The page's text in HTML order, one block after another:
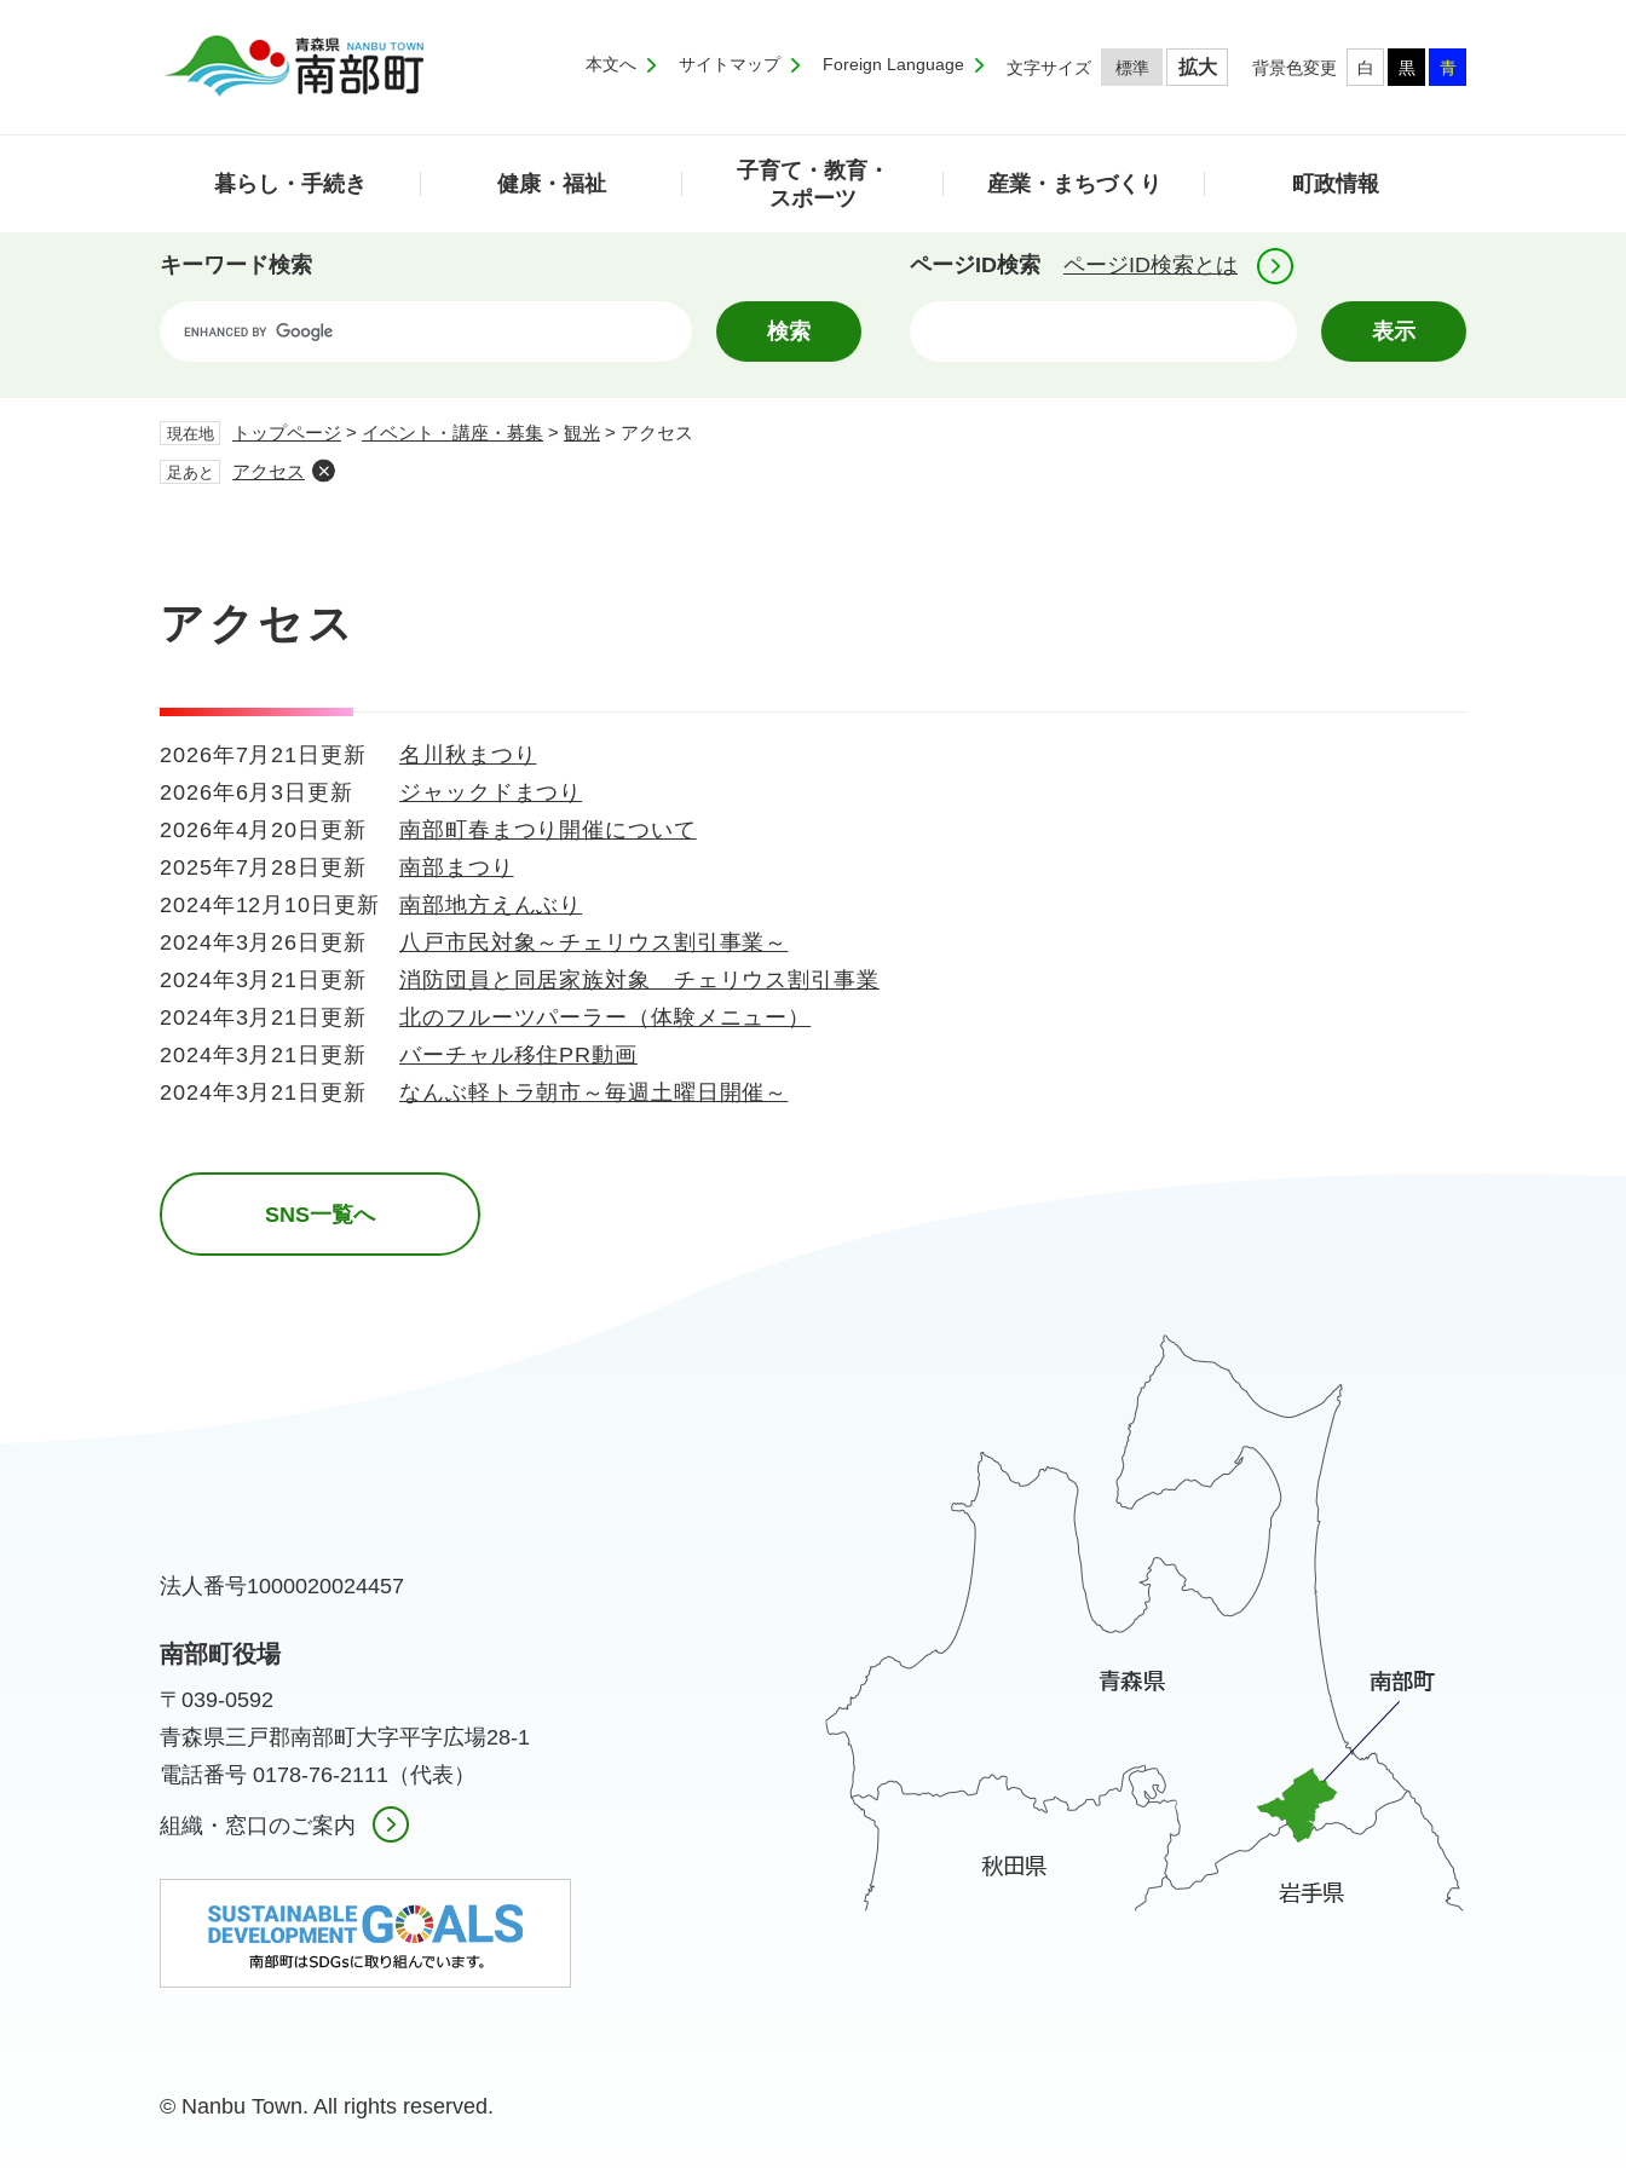
本文へ サイトマップ Foreign Language 文字サイズ 標準 拡大 背景色変更 白 黒 青
暮らし・手続き 健康・福祉
子育て・教育・
スポーツ
産業・まちづくり 町政情報
キーワード検索
ム
検
索
ページID検索 ページID検索とは
現在地 トップページ > イベント・講座・募集 > 観光 > アクセス
足あと アクセス
アクセス
2026年7月21日更新
名川秋まつり
2026年6月3日更新
ジャックドまつり
2026年4月20日更新
南部町春まつり開催について
2025年7月28日更新
南部まつり
2024年12月10日更新
南部地方えんぶり
2024年3月26日更新
八戸市民対象～チェリウス割引事業～
2024年3月21日更新
消防団員と同居家族対象 チェリウス割引事業
2024年3月21日更新
北のフルーツパーラー（体験メニュー）
2024年3月21日更新
バーチャル移住PR動画
2024年3月21日更新
なんぶ軽トラ朝市～毎週土曜日開催～
SNS一覧へ
法人番号1000020024457
南部町役場
〒039-0592
青森県三戸郡南部町大字平字広場28-1
電話番号 0178-76-2111（代表）
組織・窓口のご案内
© Nanbu Town. All rights reserved.